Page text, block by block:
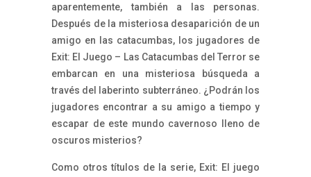
aparentemente, también a las personas.
Después de la misteriosa desaparición de un
amigo en las catacumbas, los jugadores de
Exit: El Juego – Las Catacumbas del Terror se
embarcan en una misteriosa búsqueda a
través del laberinto subterráneo. ¿Podrán los
jugadores encontrar a su amigo a tiempo y
escapar de este mundo cavernoso lleno de
oscuros misterios?
Como otros títulos de la serie, Exit: El juego